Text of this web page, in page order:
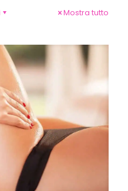
Mostra tutto